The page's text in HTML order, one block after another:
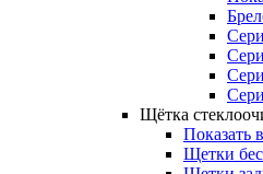
Щётка
Показать
Щетки